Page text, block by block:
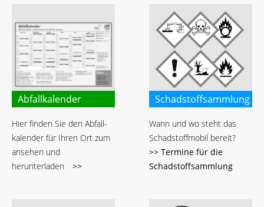
Abfallkalender
Hier finden Sie den Abfall-
kalender für Ihren Ort zum
ansehen und
herunterladen
>>
Schadstoffsammlung
Wann und wo steht das
Schadstoffmobil bereit?
>> Termine für die
Schadstoffsammlung